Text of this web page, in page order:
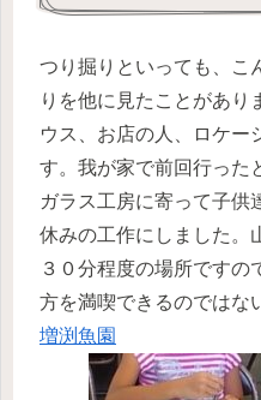
つり掘りといっても、こ
りを他に見たことがあり
ウス、お店の人、ロケー
す。我が家で前回行った
ガラス工房に寄って子供
休みの工作にしました。
３０分程度の場所ですの
方を満喫できるのではな
増渕魚園